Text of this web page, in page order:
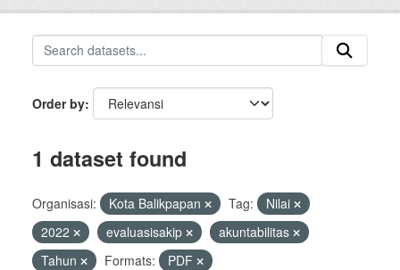
Order by
1 dataset found
Organisasi: Kota Balikpapan Tag:
Nilai
2022
evaluasisakip
akuntabilitas
Tahun
Formats:
PDF